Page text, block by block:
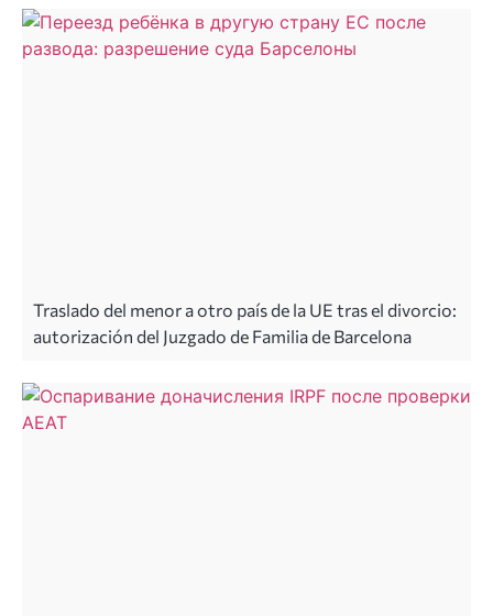
Traslado del menor a otro país de la UE tras el divorcio:
autorización del Juzgado de Familia de Barcelona